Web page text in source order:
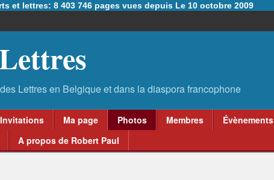
et lettres: 8 403 746 pages vues depuis Le 10 octobre 2009
Invitations Ma page Photos Membres Évènements
A propos de Robert Paul